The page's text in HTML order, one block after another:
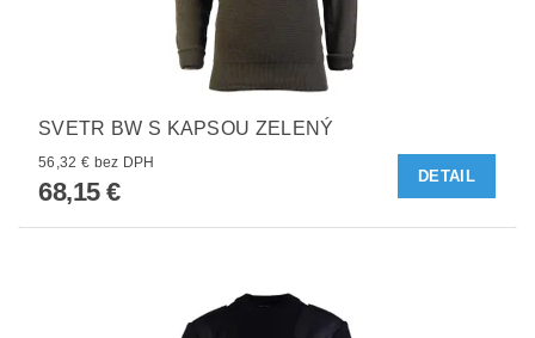
SVETR BW S KAPSOU ZELENÝ
56,32 € bez DPH
68,15 €
DETAIL